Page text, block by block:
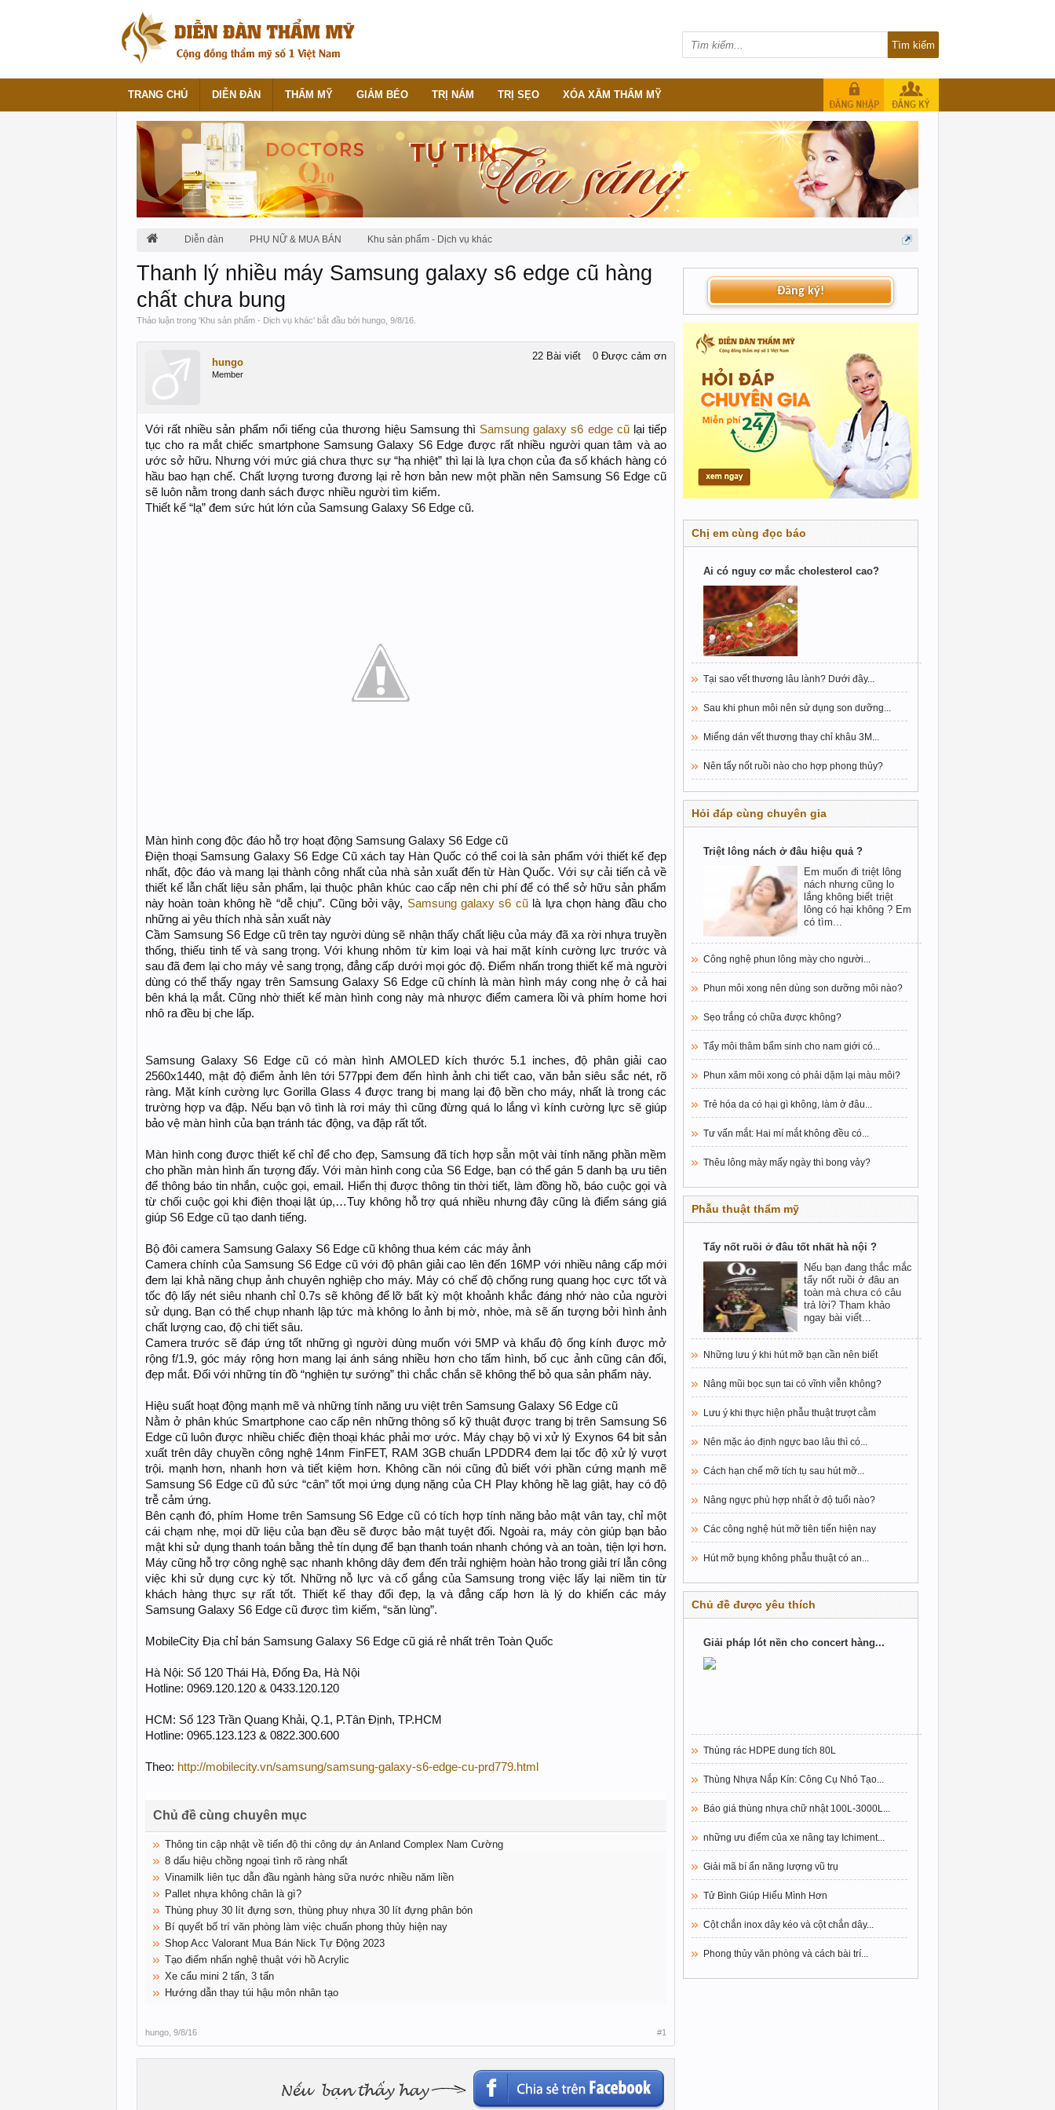
Diễn đàn PHỤ NỮ & MUA BÁN Khu sản phẩm - Dịch vụ khác
Thanh lý nhiều máy Samsung galaxy s6 edge cũ hàng
chất chưa bung
Thảo luận trong 'Khu sản phẩm - Dịch vụ khác' bắt đầu bởi hungo 9/8/16
hungo
Member
22 Bài viết 0 Được cảm ơn
Với rất nhiều sản phẩm nổi tiếng của thương hiệu Samsung thì Samsung galaxy s6 edge cũlại tiếp
tục cho ra mắt chiếc smartphone Samsung Galaxy S6 Edge được rất nhiều người quan tâm và ao
ước sở hữu. Nhưng với mức giá chưa thực sự “hạ nhiệt” thì lại là lựa chọn của đa số khách hàng có
hầu bao hạn chế. Chất lượng tương đương lại rẻ hơn bản new một phần nên Samsung S6 Edge cũ
sẽ luôn nằm trong danh sách được nhiều người tìm kiếm.
Thiết kế “lạ” đem sức hút lớn của Samsung Galaxy S6 Edge cũ.
Màn hình cong độc đáo hỗ trợ hoạt động Samsung Galaxy S6 Edge cũ
Điện thoại Samsung Galaxy S6 Edge Cũ xách tay Hàn Quốc có thể coi là sản phẩm với thiết kế đẹp
nhất, độc đáo và mang lại thành công nhất của nhà sản xuất đến từ Hàn Quốc. Với sự cải tiến cả về
thiết kế lẫn chất liệu sản phẩm, lại thuộc phân khúc cao cấp nên chi phí để có thể sở hữu sản phẩm
này hoàn toàn không hề “dễ chịu”. Cũng bởi vậy, Samsung galaxy s6 cũlà lựa chọn hàng đầu cho
những ai yêu thích nhà sản xuất này
Cầm Samsung S6 Edge cũ trên tay người dùng sẽ nhận thấy chất liệu của máy đã xa rời nhựa truyền
thống, thiếu tinh tế và sang trọng. Với khung nhôm từ kim loại và hai mặt kính cường lực trước và
sau đã đem lại cho máy vẻ sang trọng, đẳng cấp dưới mọi góc độ. Điểm nhấn trong thiết kế mà người
dùng có thể thấy ngay trên Samsung Galaxy S6 Edge cũ chính là màn hình máy cong nhẹ ở cả hai
bên khá lạ mắt. Cũng nhờ thiết kế màn hình cong này mà nhược điểm camera lồi và phím home hơi
nhô ra đều bị che lấp.
Samsung Galaxy S6 Edge cũ có màn hình AMOLED kích thước 5.1 inches, độ phân giải cao
2560x1440, mật độ điểm ảnh lên tới 577ppi đem đến hình ảnh chi tiết cao, văn bản siêu sắc nét, rõ
ràng. Mặt kính cường lực Gorilla Glass 4 được trang bị mang lại độ bền cho máy, nhất là trong các
trường hợp va đập. Nếu bạn vô tình là rơi máy thì cũng đừng quá lo lắng vì kính cường lực sẽ giúp
bảo vệ màn hình của bạn tránh tác động, va đập rất tốt.
Màn hình cong được thiết kế chỉ để cho đẹp, Samsung đã tích hợp sẵn một vài tính năng phần mềm
cho phần màn hình ấn tượng đấy. Với màn hình cong của S6 Edge, bạn có thể gán 5 danh bạ ưu tiên
để thông báo tin nhắn, cuộc gọi, email. Hiển thị được thông tin thời tiết, làm đồng hồ, báo cuộc gọi và
từ chối cuộc gọi khi điện thoại lật úp,…Tuy không hỗ trợ quá nhiều nhưng đây cũng là điểm sáng giá
giúp S6 Edge cũ tạo danh tiếng.
Bộ đôi camera Samsung Galaxy S6 Edge cũ không thua kém các máy ảnh
Camera chính của Samsung S6 Edge cũ với độ phân giải cao lên đến 16MP với nhiều nâng cấp mới
đem lại khả năng chụp ảnh chuyên nghiệp cho máy. Máy có chế độ chống rung quang học cực tốt và
tốc độ lấy nét siêu nhanh chỉ 0.7s sẽ không để lỡ bất kỳ một khoảnh khắc đáng nhớ nào của người
sử dụng. Bạn có thể chụp nhanh lập tức mà không lo ảnh bị mờ, nhòe, mà sẽ ấn tượng bởi hình ảnh
chất lượng cao, độ chi tiết sâu.
Camera trước sẽ đáp ứng tốt những gì người dùng muốn với 5MP và khẩu độ ống kính được mở
rộng f/1.9, góc máy rộng hơn mang lại ánh sáng nhiều hơn cho tấm hình, bố cục ảnh cũng cân đối,
đẹp mắt. Đối với những tín đồ “nghiện tự sướng” thì chắc chắn sẽ không thể bỏ qua sản phẩm này.
Hiệu suất hoạt động mạnh mẽ và những tính năng ưu việt trên Samsung Galaxy S6 Edge cũ
Nằm ở phân khúc Smartphone cao cấp nên những thông số kỹ thuật được trang bị trên Samsung S6
Edge cũ luôn được nhiều chiếc điện thoại khác phải mơ ước. Máy chạy bộ vi xử lý Exynos 64 bit sản
xuất trên dây chuyền công nghệ 14nm FinFET, RAM 3GB chuẩn LPDDR4 đem lại tốc độ xử lý vượt
trội. mạnh hơn, nhanh hơn và tiết kiệm hơn. Không cần nói cũng đủ biết với phần cứng mạnh mẽ
Samsung S6 Edge cũ đủ sức “cân” tốt mọi ứng dụng nặng của CH Play không hề lag giật, hay có độ
trễ cảm ứng.
Bên cạnh đó, phím Home trên Samsung S6 Edge cũ có tích hợp tính năng bảo mật vân tay, chỉ một
cái chạm nhẹ, mọi dữ liệu của bạn đều sẽ được bảo mật tuyệt đối. Ngoài ra, máy còn giúp bạn bảo
mật khi sử dụng thanh toán bằng thẻ tín dụng để bạn thanh toán nhanh chóng và an toàn, tiện lợi hơn.
Máy cũng hỗ trợ công nghệ sạc nhanh không dây đem đến trải nghiệm hoàn hảo trong giải trí lẫn công
việc khi sử dụng cực kỳ tốt. Những nỗ lực và cố gắng của Samsung trong việc lấy lại niềm tin từ
khách hàng thực sự rất tốt. Thiết kế thay đổi đẹp, lạ và đẳng cấp hơn là lý do khiến các máy
Samsung Galaxy S6 Edge cũ được tìm kiếm, “săn lùng”.
MobileCity Địa chỉ bán Samsung Galaxy S6 Edge cũ giá rẻ nhất trên Toàn Quốc
Hà Nội: Số 120 Thái Hà, Đống Đa, Hà Nội
Hotline: 0969.120.120 & 0433.120.120
HCM: Số 123 Trần Quang Khải, Q.1, P.Tân Định, TP.HCM
Hotline: 0965.123.123 & 0822.300.600
Theo: http://mobilecity.vn/samsung/samsung-galaxy-s6-edge-cu-prd779.html
Chủ đề cùng chuyên mục
Thông tin cập nhật về tiến độ thi công dự án Anland Complex Nam Cường
8 dấu hiệu chồng ngoại tình rõ ràng nhất
Vinamilk liên tục dẫn đầu ngành hàng sữa nước nhiều năm liền
Pallet nhựa không chân là gì?
Thùng phuy 30 lít đựng sơn, thùng phuy nhựa 30 lít đựng phân bón
Bí quyết bố trí văn phòng làm việc chuẩn phong thủy hiện nay
Shop Acc Valorant Mua Bán Nick Tự Động 2023
Tạo điểm nhấn nghệ thuật với hồ Acrylic
Xe cẩu mini 2 tấn, 3 tấn
Hướng dẫn thay túi hậu môn nhân tạo
hungo 9/8/16 #1
Đăng ký!
Chị em cùng đọc báo
Ai có nguy cơ mắc cholesterol cao?
Tại sao vết thương lâu lành? Dưới đây...
Sau khi phun môi nên sử dụng son dưỡng...
Miếng dán vết thương thay chỉ khâu 3M...
Nên tẩy nốt ruồi nào cho hợp phong thủy?
Hỏi đáp cùng chuyên gia
Triệt lông nách ở đâu hiệu quả ?
Em muốn đi triệt lông
nách nhưng cũng lo
lắng không biết triệt
lông có hại không ? Em
có tìm...
Công nghệ phun lông mày cho người...
Phun môi xong nên dùng son dưỡng môi nào?
Sẹo trắng có chữa được không?
Tẩy môi thâm bẩm sinh cho nam giới có...
Phun xăm môi xong có phải dặm lại màu môi?
Trẻ hóa da có hại gì không, làm ở đâu...
Tư vấn mắt: Hai mí mắt không đều có...
Thêu lông mày mấy ngày thì bong vảy?
Phẫu thuật thẩm mỹ
Tẩy nốt ruồi ở đâu tốt nhất hà nội ?
Nếu bạn đang thắc mắc
tẩy nốt ruồi ở đâu an
toàn mà chưa có câu
trả lời? Tham khảo
ngay bài viết...
Những lưu ý khi hút mỡ bạn cần nên biết
Nâng mũi bọc sụn tai có vĩnh viễn không?
Lưu ý khi thực hiện phẫu thuật trượt cằm
Nên mặc áo định ngực bao lâu thì có...
Cách hạn chế mỡ tích tụ sau hút mỡ...
Nâng ngực phù hợp nhất ở độ tuổi nào?
Các công nghệ hút mỡ tiên tiến hiện nay
Hút mỡ bụng không phẫu thuật có an...
Chủ đề được yêu thích
Giải pháp lót nền cho concert hàng...
Thùng rác HDPE dung tích 80L
Thùng Nhựa Nắp Kín: Công Cụ Nhỏ Tạo...
Báo giá thùng nhựa chữ nhật 100L-3000L...
những ưu điểm của xe nâng tay Ichiment...
Giải mã bí ẩn năng lượng vũ trụ
Tử Bình Giúp Hiểu Mình Hơn
Cột chắn inox dây kéo và cột chắn dây...
Phong thủy văn phòng và cách bài trí...
TRANG CHỦ DIỄN ĐÀN THẨM MỸ GIẢM BÉO TRỊ NÁM TRỊ SẸO XÓA XĂM THẨM MỸ